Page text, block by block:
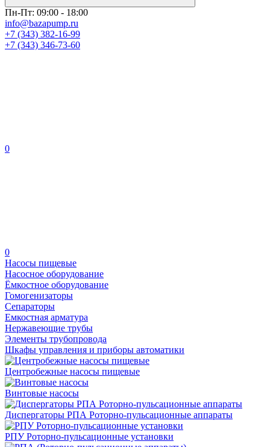
Пн-Пт: 09:00 - 18:00
info@bazapump.ru
+7 (343) 382-16-99
+7 (343) 346-73-‬60
0
0
Насосы пищевые
Насосное оборудование
Ёмкостное оборудование
Гомогенизаторы
Сепараторы
Емкостная арматура
Нержавеющие трубы
Элементы трубопровода
Шкафы управления и приборы автоматики
Центробежные насосы пищевые
Винтовые насосы
Диспергаторы РПА Роторно-пульсационные аппараты
РПУ Роторно-пульсационные установки